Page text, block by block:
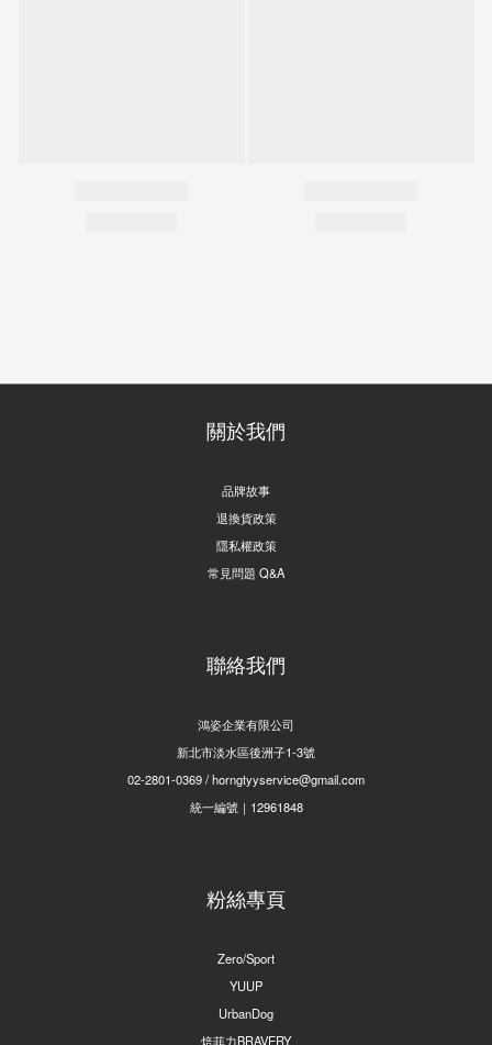
關於我們
品牌故事
退換貨政策
隱私權政策
常見問題 Q&A
聯絡我們
鴻姿企業有限公司
新北市淡水區後洲子1-3號
02-2801-0369 / horngtyyservice@gmail.com
統一編號｜12961848
粉絲專頁
Zero/Sport
YUUP
UrbanDog
焙菲力BRAVERY